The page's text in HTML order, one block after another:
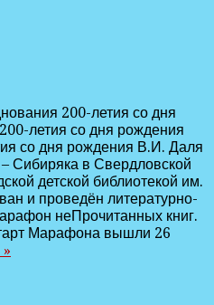
200-летия со дня
летия со дня рождения
со дня рождения В.И. Даля
Сибиряка в Свердловской
детской библиотекой им.
и проведён литературно-
неПрочитанных книг.
Марафона вышли 26